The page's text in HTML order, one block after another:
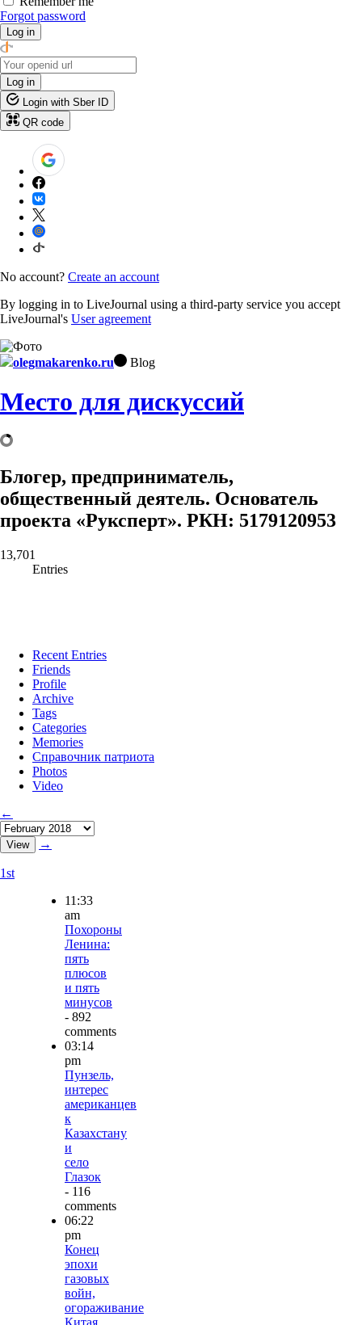
Forgot password
Log in
Log in
Login with Sber ID
QR code
No account? Create an account
By logging in to LiveJournal using a third-party service you accept
LiveJournal's User agreement
olegmakarenko.ru Blog
Место для дискуссий
Блогер, предприниматель,
общественный деятель. Основатель
проекта «Руксперт». РКН: 5179120953
13,701
Entries
Recent Entries
Friends
Profile
Archive
Tags
Categories
Memories
Справочник патриота
Photos
Video
←
→
1st
11:33
am
Похороны
Ленина:
пять
плюсов
и пять
минусов
- 892
comments
03:14
pm
Пунзель,
интерес
американцев
к
Казахстану
и
село
Глазок
- 116
comments
06:22
pm
Конец
эпохи
газовых
войн,
огораживание